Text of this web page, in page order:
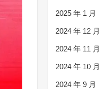
2025 年 1 月
2024 年 12 月
2024 年 11 月
2024 年 10 月
2024 年 9 月